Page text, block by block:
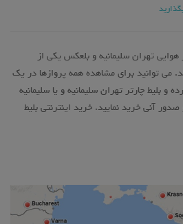
هوایی تهران سلیمانیه و بلعکس یکی از
می توانید برای مشاهده همه پروازها در یک
بلیط چارتر تهران سلیمانیه و یا سلیمانیه
آنی خرید نمایید. خرید اینترنتی بلیط